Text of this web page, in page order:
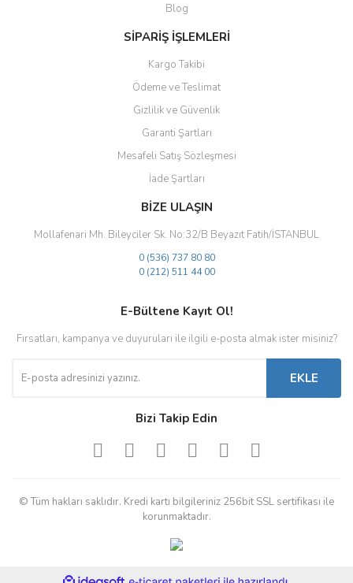
Bu ürüne benzer farklı alternatifler olmalı.
Gönder
Blog
SİPARİŞ İŞLEMLERİ
Kargo Takibi
Ödeme ve Teslimat
Gizlilik ve Güvenlik
Garanti Şartları
Mesafeli Satış Sözleşmesi
İade Şartları
BİZE ULAŞIN
Mollafenari Mh. Bileyciler Sk. No:32/B Beyazıt Fatih/İSTANBUL
0 (536) 737 80 80
0 (212) 511 44 00
E-Bültene Kayıt Ol!
Fırsatları, kampanya ve duyuruları ile ilgili e-posta almak ister misiniz?
EKLE
Bizi Takip Edin
© Tüm hakları saklıdır. Kredi kartı bilgileriniz 256bit SSL sertifikası ile
korunmaktadır.